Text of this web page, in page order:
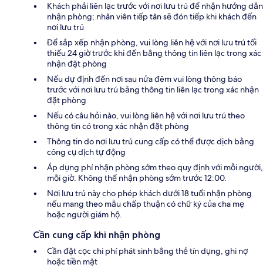
Khách phải liên lạc trước với nơi lưu trú để nhận hướng dẫn
nhận phòng; nhân viên tiếp tân sẽ đón tiếp khi khách đến
nơi lưu trú
Để sắp xếp nhận phòng, vui lòng liên hệ với nơi lưu trú tối
thiểu 24 giờ trước khi đến bằng thông tin liên lạc trong xác
nhận đặt phòng
Nếu dự định đến nơi sau nửa đêm vui lòng thông báo
trước với nơi lưu trú bằng thông tin liên lạc trong xác nhận
đặt phòng
Nếu có câu hỏi nào, vui lòng liên hệ với nơi lưu trú theo
thông tin có trong xác nhận đặt phòng
Thông tin do nơi lưu trú cung cấp có thể được dịch bằng
công cụ dịch tự động
Áp dụng phí nhận phòng sớm theo quy định với mỗi người,
mỗi giờ. Không thể nhận phòng sớm trước 12:00.
Nơi lưu trú này cho phép khách dưới 18 tuổi nhận phòng
nếu mang theo mẫu chấp thuận có chữ ký của cha mẹ
hoặc người giám hộ.
Cần cung cấp khi nhận phòng
Cần đặt cọc chi phí phát sinh bằng thẻ tín dụng, ghi nợ
hoặc tiền mặt